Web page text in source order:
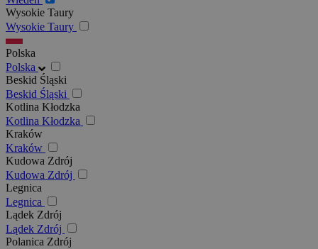
Wysokie Taury
Wysokie Taury
Polska
Polska
Beskid Śląski
Beskid Śląski
Kotlina Kłodzka
Kotlina Kłodzka
Kraków
Kraków
Kudowa Zdrój
Kudowa Zdrój
Legnica
Legnica
Lądek Zdrój
Lądek Zdrój
Polanica Zdrój